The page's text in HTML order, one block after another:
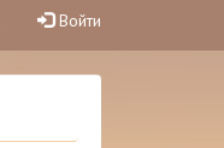
Войти